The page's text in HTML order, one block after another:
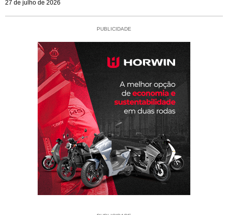
27 de julho de 2026
PUBLICIDADE